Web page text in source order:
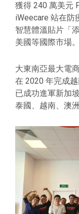
獲得 240 萬美元
iWeecare 站在防
智慧體溫貼片「
美國等國際市場。
大東南亞最大電
在 2020 年完成
已成功進軍新加
泰國、越南、澳